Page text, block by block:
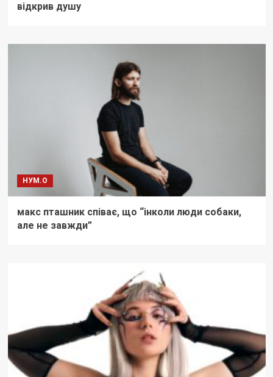
відкрив душу
НУМ.О
макс пташник співає, що “інколи люди собаки,
але не завжди”